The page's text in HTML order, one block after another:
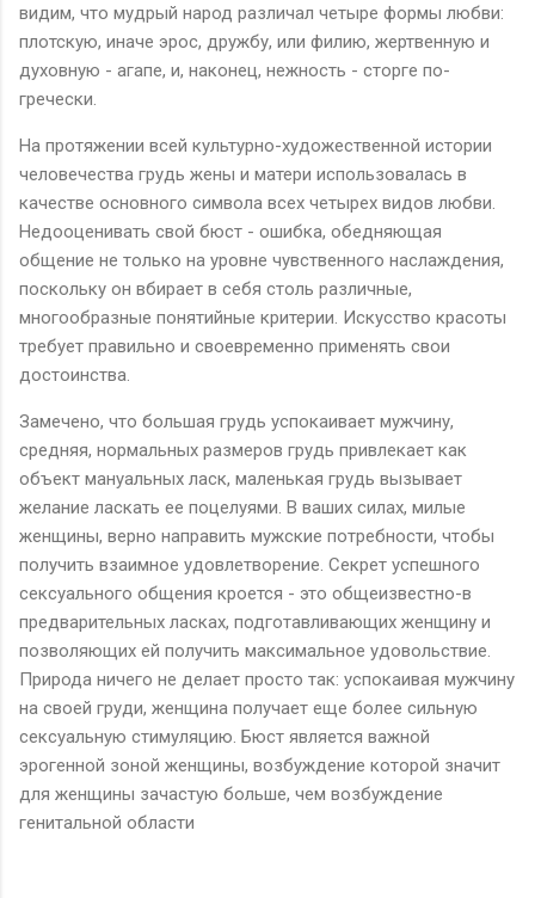
видим, что мудрый народ различал четыре формы любви:
плотскую, иначе эрос, дружбу, или филию, жертвенную и
духовную - агапе, и, наконец, нежность - сторге по-
гречески.
На протяжении всей культурно-художественной истории
человечества грудь жены и матери использовалась в
качестве основного символа всех четырех видов любви.
Недооценивать свой бюст - ошибка, обедняющая
общение не только на уровне чувственного наслаждения,
поскольку он вбирает в себя столь различные,
многообразные понятийные критерии. Искусство красоты
требует правильно и своевременно применять свои
достоинства.
Замечено, что большая грудь успокаивает мужчину,
средняя, нормальных размеров грудь привлекает как
объект мануальных ласк, маленькая грудь вызывает
желание ласкать ее поцелуями. В ваших силах, милые
женщины, верно направить мужские потребности, чтобы
получить взаимное удовлетворение. Секрет успешного
сексуального общения кроется - это общеизвестно-в
предварительных ласках, подготавливающих женщину и
позволяющих ей получить максимальное удовольствие.
Природа ничего не делает просто так: успокаивая мужчину
на своей груди, женщина получает еще более сильную
сексуальную стимуляцию. Бюст является важной
эрогенной зоной женщины, возбуждение которой значит
для женщины зачастую больше, чем возбуждение
генитальной области